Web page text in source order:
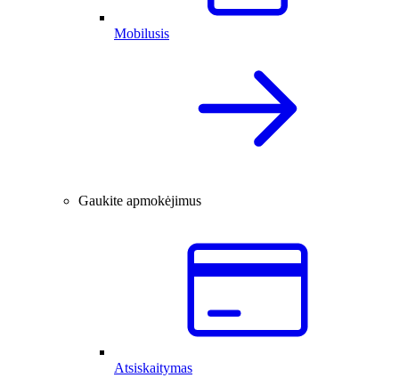
Mobilusis
Gaukite apmokėjimus
Atsiskaitymas